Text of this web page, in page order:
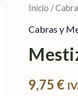
Inicio /
Cabras y
9,75 €
Cordero
Color
V0107